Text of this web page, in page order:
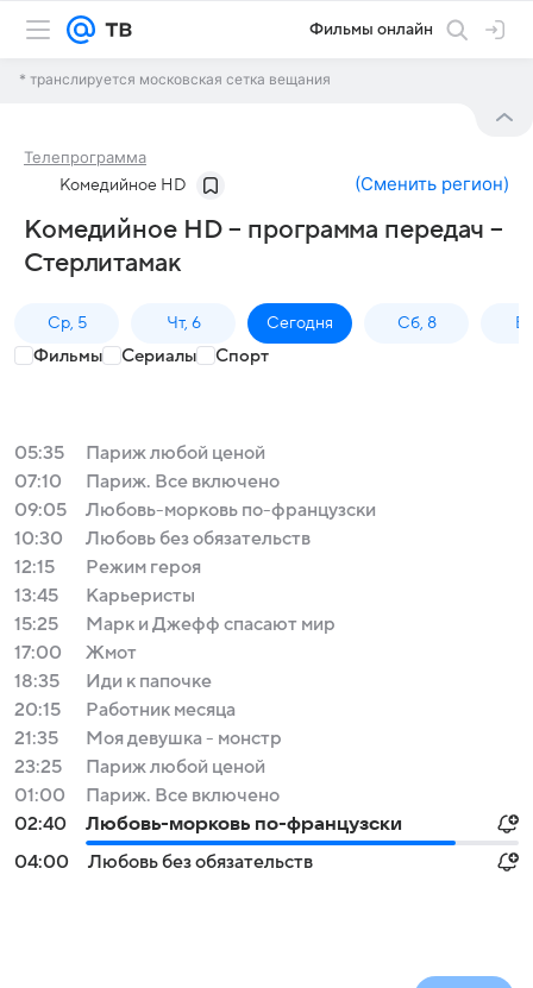
Фильмы онлайн
* транслируется московская сетка вещания
Телепрограмма
Комедийное HD (Сменить регион)
Комедийное HD – программа передач –
Стерлитамак
Ср, 5 Чт, 6 Сегодня Сб, 8
Фильмы Сериалы Спорт
05:35
Париж любой ценой
07:10
Париж. Все включено
09:05
Любовь-морковь по-французски
10:30
Любовь без обязательств
12:15
Режим героя
13:45
Карьеристы
15:25
Марк и Джефф спасают мир
17:00
Жмот
18:35
Иди к папочке
20:15
Работник месяца
21:35
Моя девушка - монстр
23:25
Париж любой ценой
01:00
Париж. Все включено
02:40
Любовь-морковь по-французски
04:00
Любовь без обязательств